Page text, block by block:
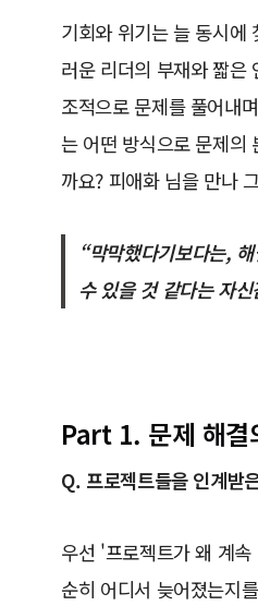
기회와 위기는 늘 동시에
러운 리더의 부재와 짧은
조적으로 문제를 풀어내
는 어떤 방식으로 문제의
까요? 피애화 님을 만나
“막막했다기보다는,
수 있을 것 같다는 자
Part 1. 문제 해결
Q. 프로젝트들을 인계받
우선 '프로젝트가 왜 계
순히 어디서 늦어졌는지